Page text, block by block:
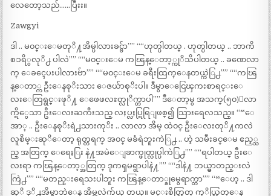
လေတော့သည်……ပြီးး။
Zawgyi
ဒါ .. မ၀င္းေမတုိ႔အိမ္ပါလားခင္ဗ်ာ”” ““ဟုတ္ပါတယ္ . ဟုတ္ပါတယ္ .. ဘာကိ
စၥရိွလုိ႕ ပါလဲ”” ““မ၀င္းေမ ကၽြန္ေတာ့္ကုိသိပါတယ္ .. ခဏေလာ
က္ ေခၚေပးပါလားဗ်ာ”” ““မ၀င္းေမ ခရီးထြက္ေနတယ္ကဲြ႕”” ““ကၽြ
န္ေတာ္က ဦးေနစုိးသား ေဇယ်ာစုိးပါ။ ဒီမွာေငြေၾကးစာရင္းေ
လးေတြရွင္းဖုိ႔ ေဖေဖလႊတ္လုိက္တာပါ”” ဒီေတာ့မွ အသက္(၅၀)ေလာ
က္ရိွေသာ ဦးေလးႀကီးသည္ လႈပ္လႈပ္ရြရြျဖစ္၍ သြားရေလသည္။ ““ေ
အာ္ .. ဦးေနစုိးရဲ႕သားကုိး .. လာလာ အိမ္ ထဲ၀င္ ဦးေလးတုိ႔ကလဲ
လူစိမ္းဆုိေတာ့ ရုတ္တရက္ အ၀င္ မခံရဲဘူးကဲြ႕ .. ဟဲ့ သမီးခင္ေမ ဧည့္သ
ည္ အတြက္ ေရေႏြး နဲ႔အမဲေျခာက္ဖုတ္လုပ္ပါကဲြ႕”” ““ရပါတယ္ ဦးေ
လးရာ ကၽြန္ေတာ့္အတြက္ ဒုကၡမရွာပါနဲ႔”” ““ဒါနဲ႔ ဘယ္မွာတည္းလဲ
ကြဲ႕”” ““မတည္းရေသးပါဘူး ကၽြန္ေတာ္ခုမွေရာက္တာ”” ““ေဟ့ .. ဒါ
ဆုိ ဒုိ႕အိမ္မွာဘဲေန အိမ္ကလဲက်ယ္ တယ္။ မင္းစိတ္လြတ္ ကုိယ္လြတ္ေန